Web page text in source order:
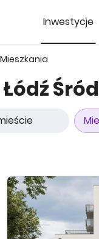
Inwestycje
Mieszkania